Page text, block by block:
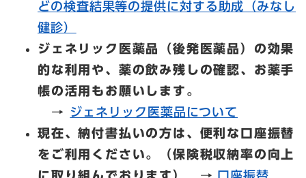
どの検査結果等の提供に対する助成（みなし
健診）
ジェネリック医薬品（後発医薬品）の効果
的な利用や、薬の飲み残しの確認、お薬手
帳の活用もお願いします。
→ ジェネリック医薬品について
現在、納付書払いの方は、便利な口座振替
をご利用ください。（ 保険税収納率の向上